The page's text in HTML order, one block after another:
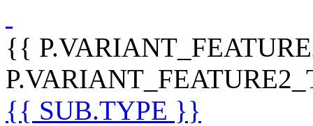
{{
{{ SUB.TYPE }}